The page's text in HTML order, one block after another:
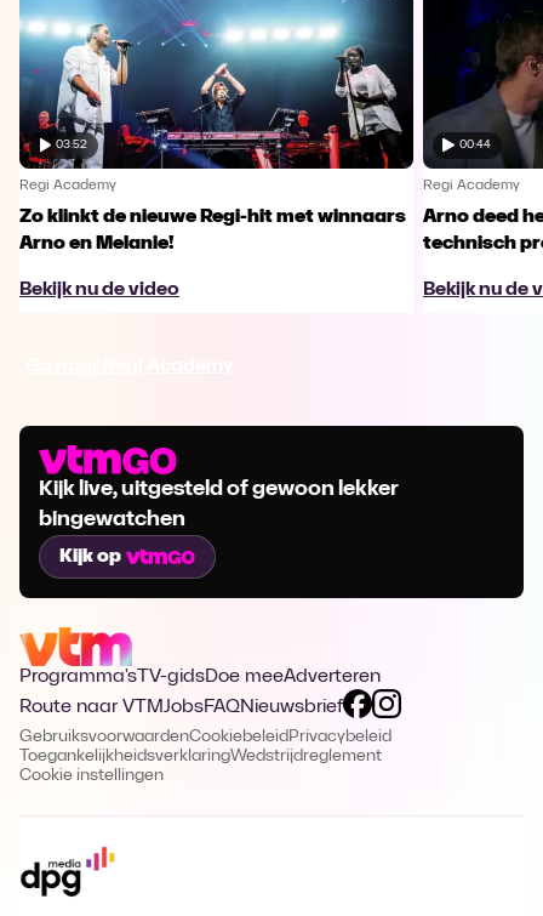
03:52
Regi Academy
Zo klinkt de nieuwe Regi-hit met winnaars
Arno en Melanie!
Bekijk nu de video
00:44
Regi Academy
Arno deed
technisch
Bekijk nu de
Kijk live, uitgesteld of gewoon lekker
bingewatchen
Kijk op
Programma's TV-gidsDoe meeAdverteren
Route naar VTMJobsFAQNieuwsbrief
GebruiksvoorwaardenCookiebeleid Privacybeleid
ToegankelijkheidsverklaringWedstrijdreglement
Cookie instellingen